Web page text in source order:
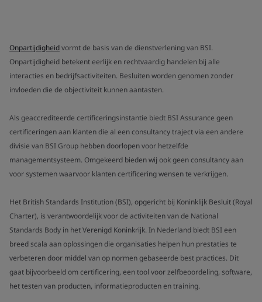
Onpartijdigheidvormt de basis van de dienstverlening van BSI.
Onpartijdigheid betekent eerlijk en rechtvaardig handelen bij alle
interacties en bedrijfsactiviteiten. Besluiten worden genomen zonder
invloeden die de objectiviteit kunnen aantasten.
Als geaccrediteerde certificeringsinstantie biedt BSI Assurance geen
certificeringen aan klanten die al een consultancy traject via een andere
divisie van BSI Group hebben doorlopen voor hetzelfde
managementsysteem. Omgekeerd bieden wij ook geen consultancy aan
voor systemen waarvoor klanten certificering wensen te verkrijgen.
Het British Standards Institution (BSI), opgericht bij Koninklijk Besluit (Royal
Charter), is verantwoordelijk voor de activiteiten van de National
Standards Body in het Verenigd Koninkrijk. In Nederland biedt BSI een
breed scala aan oplossingen die organisaties helpen hun prestaties te
verbeteren door middel van op normen gebaseerde best practices. Dit
gaat bijvoorbeeld om certificering, een tool voor zelfbeoordeling, software,
het testen van producten, informatieproducten en training.